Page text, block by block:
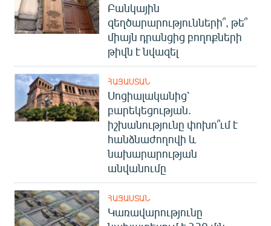
Բանկային
զեղծարարությունների՞, թե՞
միայն դրանցից բողոքների
թիվն է նվազել
ՀԱՅԱՍՏԱՆ
Սոցիալականից՝
բարեկեցության.
իշխանությունը փոխո՞ւմ է
հանձնաժողովի և
նախարարության
անվանումը
ՀԱՅԱՍՏԱՆ
Կառավարությունը